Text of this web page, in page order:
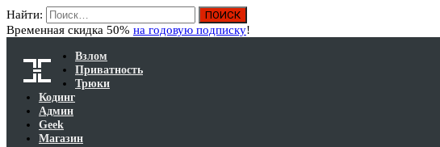
Найти:
Временная скидка 50% на годовую подписку!
Взлом
Приватность
Трюки
Кодинг
Админ
Geek
Магазин